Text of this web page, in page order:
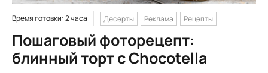
Время готовки: 2 часа Десерты Реклама Рецепты
Пошаговый фоторецепт:
блинный торт с Chocotella